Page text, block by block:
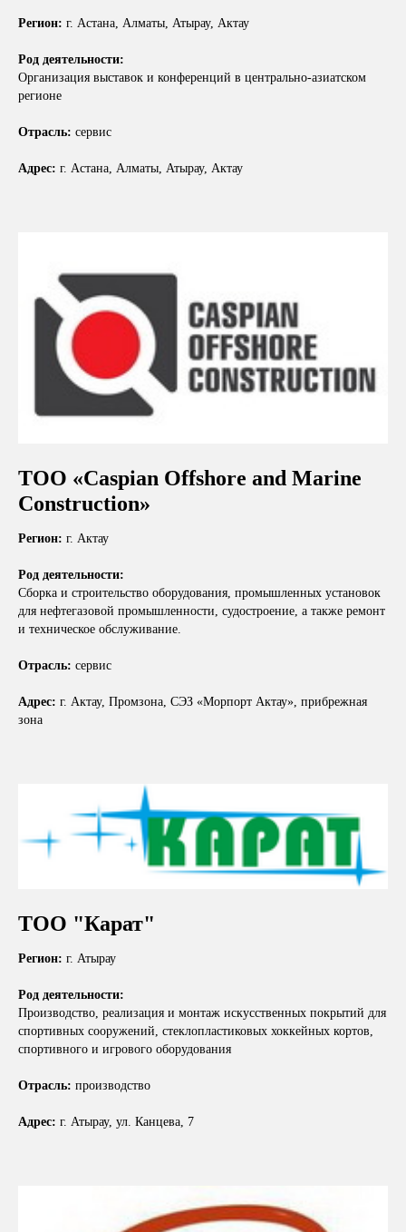
Регион: г. Астана, Алматы, Атырау, Актау
Род деятельности:
Организация выставок и конференций в центрально-азиатском
регионе
Отрасль: сервис
Адрес: г. Астана, Алматы, Атырау, Актау
ТОО «Caspian Offshore and Marine
Construction»
Регион: г. Актау
Род деятельности:
Сборка и строительство оборудования, промышленных установок
для нефтегазовой промышленности, судостроение, а также ремонт
и техническое обслуживание.
Отрасль: сервис
Адрес: г. Актау, Промзона, СЭЗ «Морпорт Актау», прибрежная
зона
ТОО "Карат"
Регион: г. Атырау
Род деятельности:
Производство, реализация и монтаж искусственных покрытий для
спортивных сооружений, стеклопластиковых хоккейных кортов,
спортивного и игрового оборудования
Отрасль: производство
Адрес: г. Атырау, ул. Канцева, 7